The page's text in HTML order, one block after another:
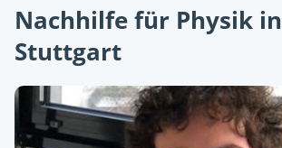
Nachhilfe für Physik in
Stuttgart